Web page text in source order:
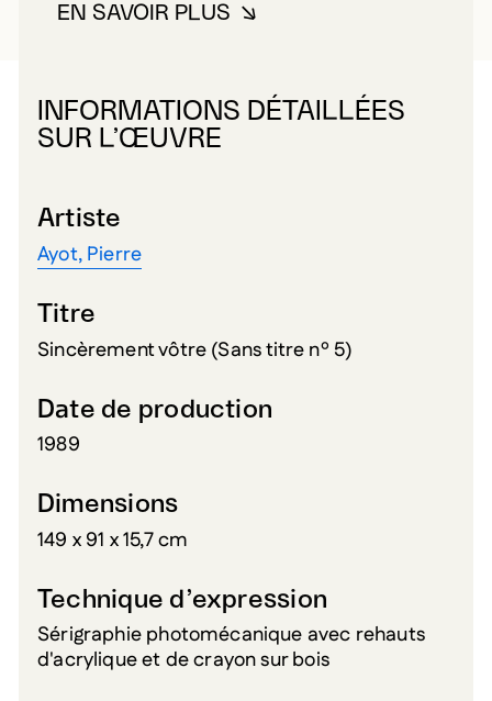
EN SAVOIR PLUSÀ PROPOS DE AYOT, PIERRE
INFORMATIONS DÉTAILLÉES
SUR L’ŒUVRE
Artiste
Ayot, Pierre
Titre
Sincèrement vôtre (Sans titre nº 5)
Date de production
1989
Dimensions
149 x 91 x 15,7 cm
Technique d’expression
Sérigraphie photomécanique avec rehauts
d'acrylique et de crayon sur bois